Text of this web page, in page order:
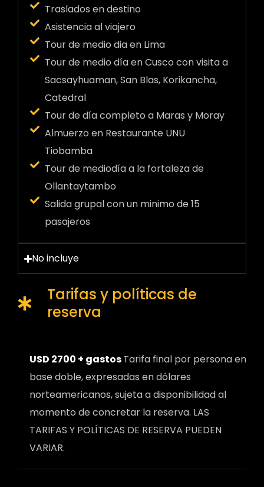
Traslados en destino
Asistencia al viajero
Tour de medio dia en Lima
Tour de medio día en Cusco con visita a
Sacsayhuaman, San Blas, Korikancha,
Catedral
Tour de día completo a Maras y Moray
Almuerzo en Restaurante UNU
Tiobamba
Tour de mediodía a la fortaleza de
Ollantaytambo
Salida grupal con un minimo de 15
pasajeros
No incluye
Tarifas y políticas de
reserva
USD 2700 + gastosTarifa final por persona en
base doble, expresadas en dólares
norteamericanos, sujeta a disponibilidad al
momento de concretar la reserva. LAS
TARIFAS Y POLÍTICAS DE RESERVA PUEDEN
VARIAR.